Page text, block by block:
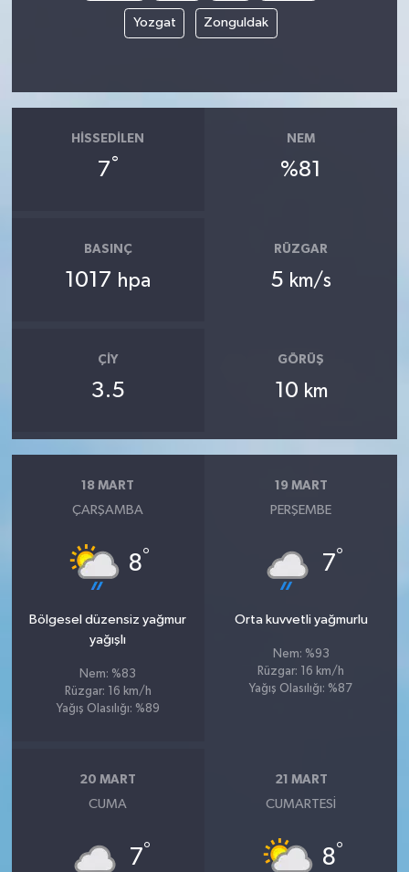
Yozgat Zonguldak
HISSEDILEN
7°
NEM
%81
BASINÇ
1017 hpa
RÜZGAR
5 km/s
ÇIY
3.5
GÖRÜŞ
10 km
18 MART
ÇARŞAMBA
8°
Bölgesel düzensiz yağmur
yağışlı
Nem: %83
Rüzgar: 16 km/h
Yağış Olasılığı: %89
19 MART
PERŞEMBE
7°
Orta kuvvetli yağmurlu
Nem: %93
Rüzgar: 16 km/h
Yağış Olasılığı: %87
20 MART
CUMA
7°
21 MART
CUMARTESI
8°